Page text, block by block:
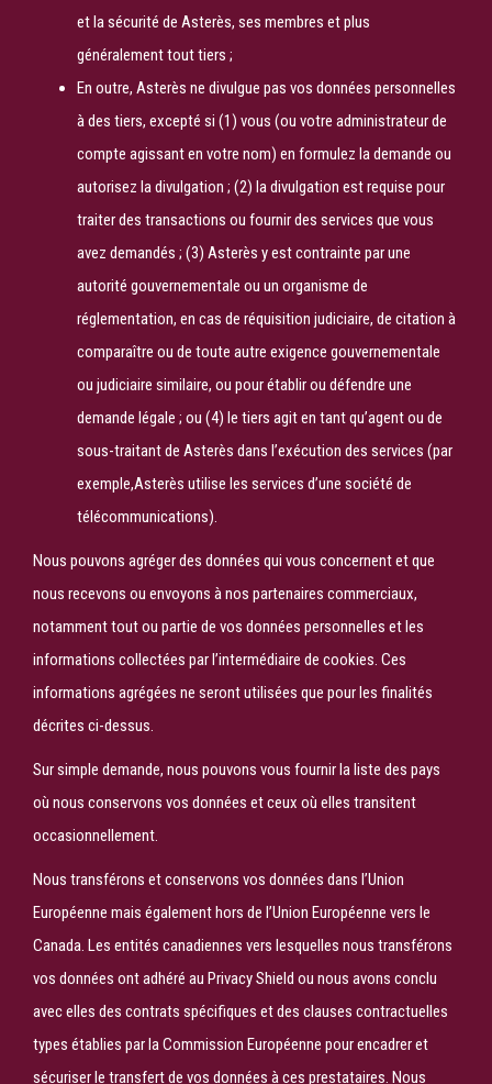
et la sécurité de Asterès, ses membres et plus
généralement tout tiers ;
En outre, Asterès ne divulgue pas vos données personnelles
à des tiers, excepté si (1) vous (ou votre administrateur de
compte agissant en votre nom) en formulez la demande ou
autorisez la divulgation ; (2) la divulgation est requise pour
traiter des transactions ou fournir des services que vous
avez demandés ; (3) Asterès y est contrainte par une
autorité gouvernementale ou un organisme de
réglementation, en cas de réquisition judiciaire, de citation à
comparaître ou de toute autre exigence gouvernementale
ou judiciaire similaire, ou pour établir ou défendre une
demande légale ; ou (4) le tiers agit en tant qu’agent ou de
sous-traitant de Asterès dans l’exécution des services (par
exemple,Asterès utilise les services d’une société de
télécommunications).
Nous pouvons agréger des données qui vous concernent et que
nous recevons ou envoyons à nos partenaires commerciaux,
notamment tout ou partie de vos données personnelles et les
informations collectées par l’intermédiaire de cookies. Ces
informations agrégées ne seront utilisées que pour les finalités
décrites ci-dessus.
Sur simple demande, nous pouvons vous fournir la liste des pays
où nous conservons vos données et ceux où elles transitent
occasionnellement.
Nous transférons et conservons vos données dans l’Union
Européenne mais également hors de l’Union Européenne vers le
Canada. Les entités canadiennes vers lesquelles nous transférons
vos données ont adhéré au Privacy Shield ou nous avons conclu
avec elles des contrats spécifiques et des clauses contractuelles
types établies par la Commission Européenne pour encadrer et
sécuriser le transfert de vos données à ces prestataires. Nous